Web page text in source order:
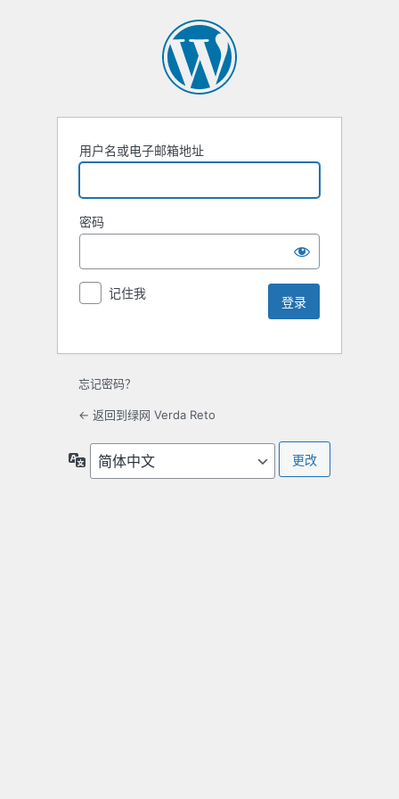
用户名或电子邮箱地址
密码
记住我
忘记密码？
← 返回到绿网 Verda Reto
言